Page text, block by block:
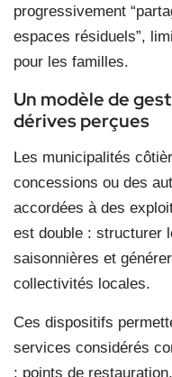
progressivement
espaces résiduels”,
pour les familles.
Un modèle de
dérives perçues
Les municipalités
concessions ou des
accordées à des
est double : structurer
saisonnières et
collectivités locales.
Ces dispositifs
services considérés
: points de